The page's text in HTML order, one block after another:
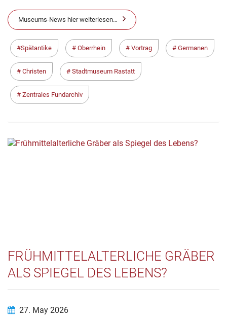
Museums-News hier weiterlesen…
Spätantike Oberrhein Vortrag Germanen
Christen Stadtmuseum Rastatt
Zentrales Fundarchiv
FRÜHMITTELALTERLICHE GRÄBER
ALS SPIEGEL DES LEBENS?
27. May 2026